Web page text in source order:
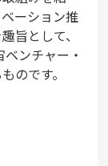
ーション推
旨として、
ンチャー・
のです。